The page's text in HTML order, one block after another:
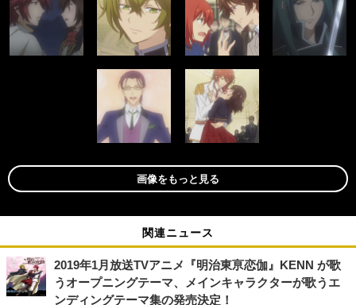
画像をもっと見る
関連ニュース
2019年1月放送TVアニメ『明治東亰恋伽』KENN が歌
うオープニングテーマ、メインキャラクターが歌うエ
ンディングテーマ集の発売決定！